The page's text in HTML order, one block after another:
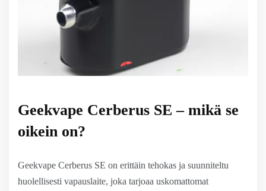
Geekvape Cerberus SE – mikä se
oikein on?
Geekvape Cerberus SE on erittäin tehokas ja suunniteltu
huolellisesti vapauslaite, joka tarjoaa uskomattomat